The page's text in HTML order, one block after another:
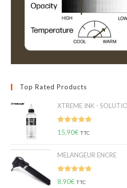
Top Rated Products
XTREME INK -
Note5.00
15.90€ TTC
MELANGEUR ENCRE
Note5.00
8.90€ TTC